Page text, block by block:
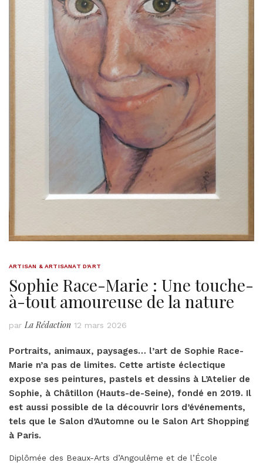
ARTISAN & ARTISANAT D'ART
Sophie Race-Marie : Une touche-
à-tout amoureuse de la nature
par La Rédaction 12 mars 2026
Portraits, animaux, paysages… l’art de Sophie Race-
Marie n’a pas de limites. Cette artiste éclectique
expose ses peintures, pastels et dessins à L’Atelier de
Sophie, à Châtillon (Hauts-de-Seine), fondé en 2019. Il
est aussi possible de la découvrir lors d’événements,
tels que le Salon d’Automne ou le Salon Art Shopping
à Paris.
Diplômée des Beaux-Arts d’Angoulême et de l’École